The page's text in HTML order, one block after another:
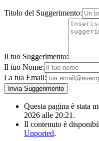
Titolo del Suggerimento:
Il tuo Suggerimento:
Il tuo Nome:
La tua Email:
Questa pagina è stata
2026 alle 20:21.
Il contenuto è
Unported.